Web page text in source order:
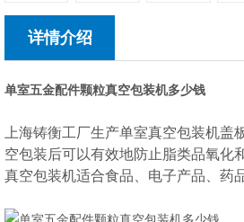
详情介绍
单室五金配件颗粒真空包装机多少钱
上海铸衡工厂生产单室真空包装机
空包装后可以有效地防止脂类品氧化
真空包装机适合食品、电子产品、药